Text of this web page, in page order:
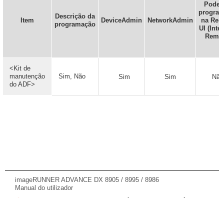
Item
Descrição da
programação
DeviceAdmin NetworkAdmin
Pode
na
UI
<Kit de
manutenção
do ADF>
Sim, Não Sim Sim Não
imageRUNNER ADVANCE DX 8905 / 8995 / 8986
Manual do utilizador